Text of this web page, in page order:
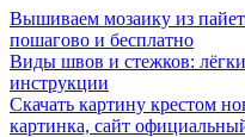
Вышиваем мозаику из
пошагово и бесплатно
Виды швов и стежков:
инструкции
Скачать картину крестом
картинка, сайт